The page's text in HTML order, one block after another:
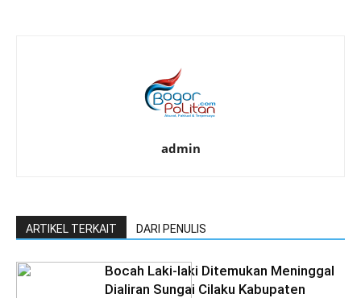
admin
ARTIKEL TERKAIT DARI PENULIS
Bocah Laki-laki Ditemukan Meninggal
Dialiran Sungai Cilaku Kabupaten